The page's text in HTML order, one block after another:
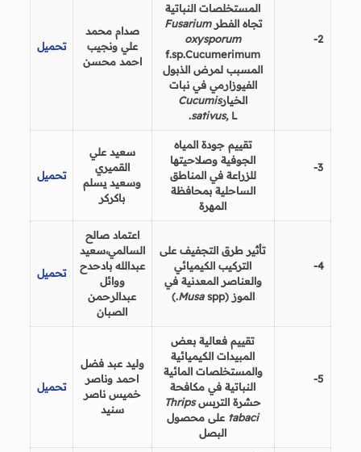
2-
المستخلصات النباتية
تجاه الفطرFusarium
oxysporum
f.sp.Cucumerimum
المسبب لمرض الذبول
الفيوزارمي في نبات
الخيارCucumis
sativus,L.
صدام محمد
علي ونجيب
احمد محسن
تحميل
3-
تقييم جودة المياه
الجوفية وصلاحيتها
للزراعة في المناطق
الساحلية بمحافظة
المهرة
سعيد علي
القميري
وسعيد يسلم
باكركر
تحميل
4-
تأثير طرق التجفيف على
التركيب الكيميائي
والعناصر المعدنية في
الموز (
Musaspp.
)
اعتماد صالح
السالمي،سعيد
عبدالله بادحدح
ووائل
عبدالرحمن
الصبان
تحميل
5-
تقييم فعالية بعض
المبيدات الكيميائية
والمستخلصات المائية
النباتية في مكافحة
حشرة التربسThrips
tabaci على محصول
البصل
وليد عبد فضل
احمد وناصر
خميس ناصر
سنيد
تحميل